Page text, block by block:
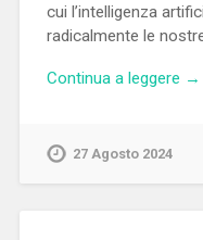
cui l’intelligenza
radicalmente le
Continua a leggere →
27 Agosto 2024